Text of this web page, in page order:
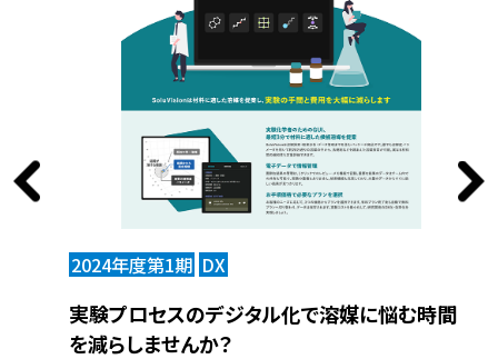
2024年度第1期 DX
実験プロセスのデジタル化で溶媒に悩む時間
を減らしませんか？